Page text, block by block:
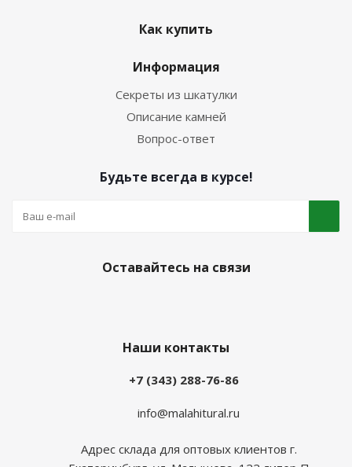
Как купить
Информация
Секреты из шкатулки
Описание камней
Вопрос-ответ
Будьте всегда в курсе!
Оставайтесь на связи
Наши контакты
+7 (343) 288-76-86
info@malahitural.ru
Адрес склада для оптовых клиентов г.